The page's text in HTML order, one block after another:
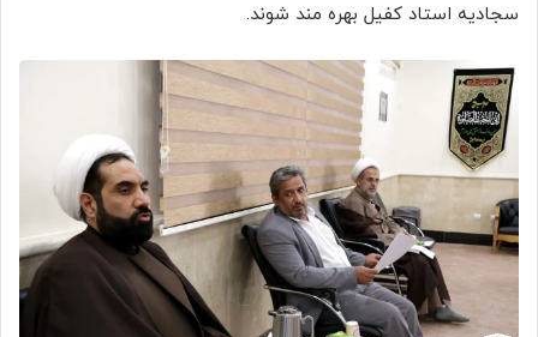
سجادیه استاد کفیل بهره مند شوند.